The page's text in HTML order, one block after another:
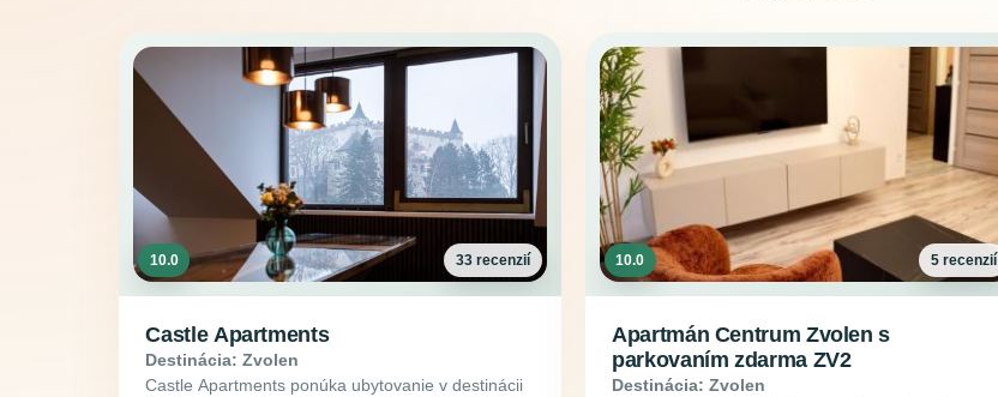
10.0 33 recenzií
Castle Apartments
Destinácia: Zvolen
Castle Apartments ponúka ubytovanie v destinácii
10.0 5 recenzií
Apartmán Centrum Zvolen s
parkovaním zdarma ZV2
Destinácia: Zvolen